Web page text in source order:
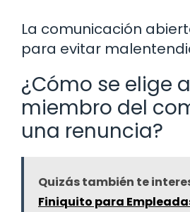
La comunicación
para evitar
¿Cómo se elige
miembro del
una renuncia?
Quizás también te
Finiquito para